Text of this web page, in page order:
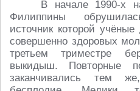
В начале 1990-х
Филиппины
источник которой
совершенно здоровых
третьем триместре
выкидыш. Повторные
заканчивались тем